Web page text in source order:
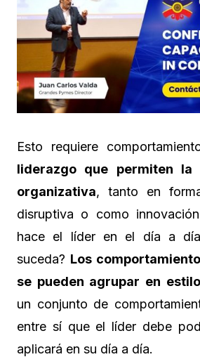
Esto requiere
liderazgo que permiten la
organizativa, tanto en
disruptiva o como
hace el líder en el día a
suceda? Los
se pueden agrupar en
un conjunto de
entre sí que el líder debe
aplicará en su día a día.